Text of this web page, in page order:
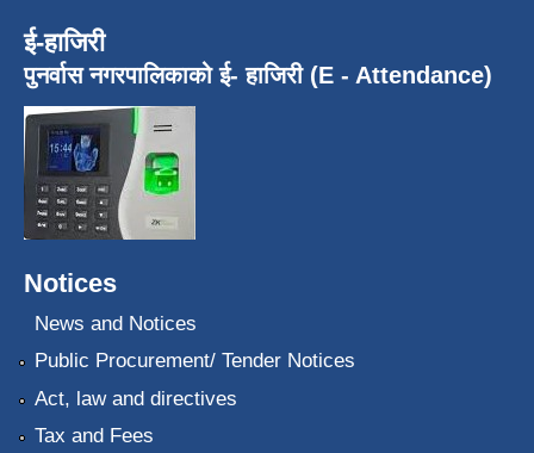
ई-हाजिरी
पुनर्वास नगरपालिकाको ई- हाजिरी (E - Attendance)
Notices
News and Notices
Public Procurement/ Tender Notices
Act, law and directives
Tax and Fees